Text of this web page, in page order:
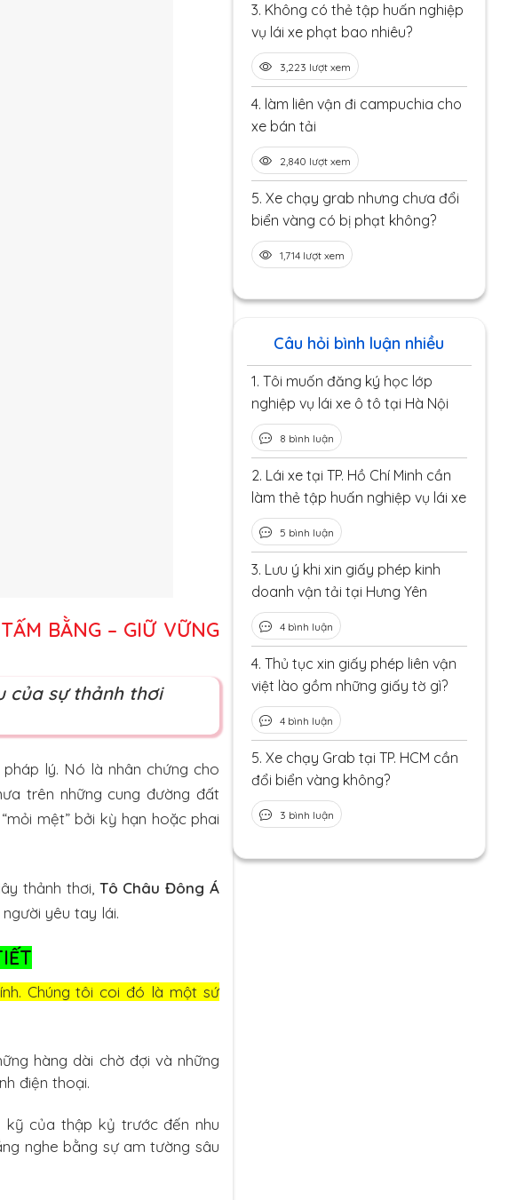
BẰNG – GIỮ VỮNG
của sự thảnh thơi
lý. Nó là nhân chứng cho
trên những cung đường đất
mệt” bởi kỳ hạn hoặc phai
thảnh thơi, Tô Châu Đông Á
yêu tay lái.
Chúng tôi coi đó là một sứ
hàng dài chờ đợi và những
điện thoại.
của thập kỷ trước đến nhu
nghe bằng sự am tường sâu
3. Không có thẻ tập huấn nghiệp
vụ lái xe phạt bao nhiêu?
3,223 lượt xem
4. làm liên vận đi campuchia cho
xe bán tải
2,840 lượt xem
5. Xe chạy grab nhưng chưa đổi
biển vàng có bị phạt không?
1,714 lượt xem
Câu hỏi bình luận nhiều
1. Tôi muốn đăng ký học lớp
nghiệp vụ lái xe ô tô tại Hà Nội
8 bình luận
2. Lái xe tại TP. Hồ Chí Minh cần
làm thẻ tập huấn nghiệp vụ lái xe
5 bình luận
3. Lưu ý khi xin giấy phép kinh
doanh vận tải tại Hưng Yên
4 bình luận
4. Thủ tục xin giấy phép liên vận
việt lào gồm những giấy tờ gì?
4 bình luận
5. Xe chạy Grab tại TP. HCM cần
đổi biển vàng không?
3 bình luận